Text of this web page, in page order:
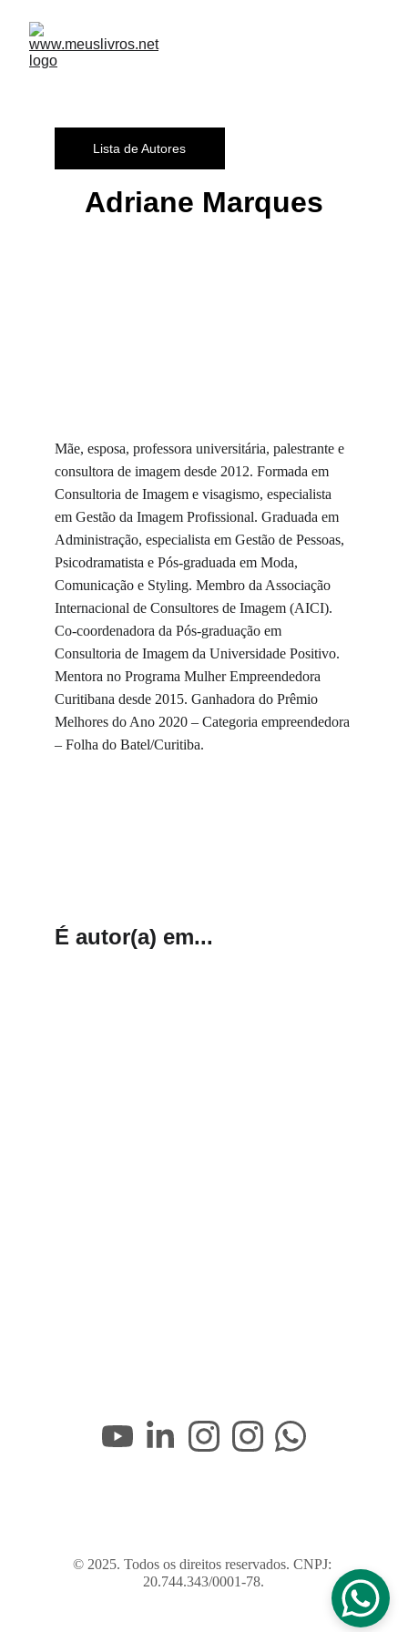
Lista de Autores
Adriane Marques
Mãe, esposa, professora universitária, palestrante e
consultora de imagem desde 2012. Formada em
Consultoria de Imagem e visagismo, especialista
em Gestão da Imagem Profissional. Graduada em
Administração, especialista em Gestão de Pessoas,
Psicodramatista e Pós-graduada em Moda,
Comunicação e Styling. Membro da Associação
Internacional de Consultores de Imagem (AICI).
Co-coordenadora da Pós-graduação em
Consultoria de Imagem da Universidade Positivo.
Mentora no Programa Mulher Empreendedora
Curitibana desde 2015. Ganhadora do Prêmio
Melhores do Ano 2020 – Categoria empreendedora
– Folha do Batel/Curitiba.
É autor(a) em...
© 2025. Todos os direitos reservados. CNPJ:
20.744.343/0001-78.